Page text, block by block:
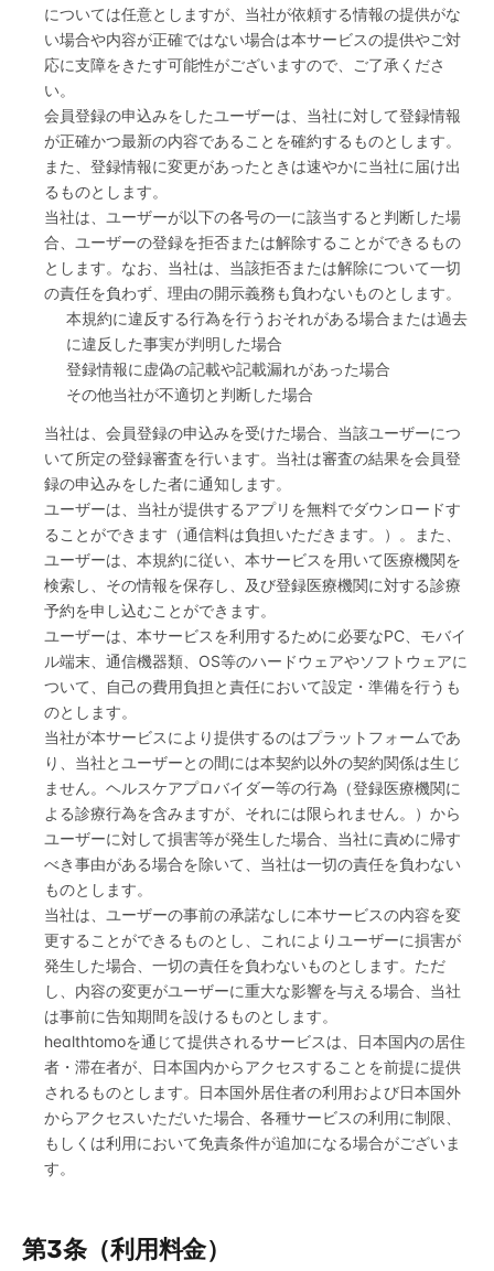
については任意としますが、当社が依頼する情報の提供がな
い場合や内容が正確ではない場合は本サービスの提供やご対
応に支障をきたす可能性がございますので、ご了承くださ
い。
会員登録の申込みをしたユーザーは、当社に対して登録情報
が正確かつ最新の内容であることを確約するものとします。
また、登録情報に変更があったときは速やかに当社に届け出
るものとします。
当社は、ユーザーが以下の各号の一に該当すると判断した場
合、ユーザーの登録を拒否または解除することができるもの
とします。なお、当社は、当該拒否または解除について一切
の責任を負わず、理由の開示義務も負わないものとします。
本規約に違反する行為を行うおそれがある場合または過去
に違反した事実が判明した場合
登録情報に虚偽の記載や記載漏れがあった場合
その他当社が不適切と判断した場合
当社は、会員登録の申込みを受けた場合、当該ユーザーにつ
いて所定の登録審査を行います。当社は審査の結果を会員登
録の申込みをした者に通知します。
ユーザーは、当社が提供するアプリを無料でダウンロードす
ることができます（通信料は負担いただきます。）。また、
ユーザーは、本規約に従い、本サービスを用いて医療機関を
検索し、その情報を保存し、及び登録医療機関に対する診療
予約を申し込むことができます。
ユーザーは、本サービスを利用するために必要なPC、モバイ
ル端末、通信機器類、OS等のハードウェアやソフトウェアに
ついて、自己の費用負担と責任において設定・準備を行うも
のとします。
当社が本サービスにより提供するのはプラットフォームであ
り、当社とユーザーとの間には本契約以外の契約関係は生じ
ません。ヘルスケアプロバイダー等の行為（登録医療機関に
よる診療行為を含みますが、それには限られません。）から
ユーザーに対して損害等が発生した場合、当社に責めに帰す
べき事由がある場合を除いて、当社は一切の責任を負わない
ものとします。
当社は、ユーザーの事前の承諾なしに本サービスの内容を変
更することができるものとし、これによりユーザーに損害が
発生した場合、一切の責任を負わないものとします。ただ
し、内容の変更がユーザーに重大な影響を与える場合、当社
は事前に告知期間を設けるものとします。
healthtomoを通じて提供されるサービスは、日本国内の居住
者・滞在者が、日本国内からアクセスすることを前提に提供
されるものとします。日本国外居住者の利用および日本国外
からアクセスいただいた場合、各種サービスの利用に制限、
もしくは利用において免責条件が追加になる場合がございま
す。
第3条（利用料金）